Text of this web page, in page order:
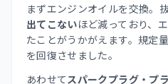
まずエンジンオイルを交換。
出てこないほど減っており、
たことがうかがえます。規定
を回復させました。
あわせて スパークプラグ・プ